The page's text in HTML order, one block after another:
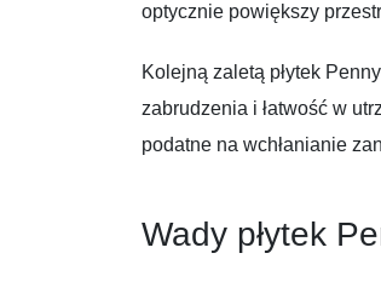
optycznie powiększy
Kolejną zaletą płytek
zabrudzenia i łatwość w
podatne na wchłanianie
Wady płytek